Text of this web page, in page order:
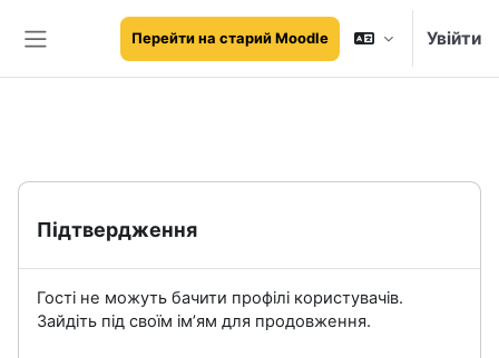
Бокова панель
Перейти на старий Moodle Увійти
Підтвердження
Гості не можуть бачити профілі користувачів.
Зайдіть під своїм ім’ям для продовження.